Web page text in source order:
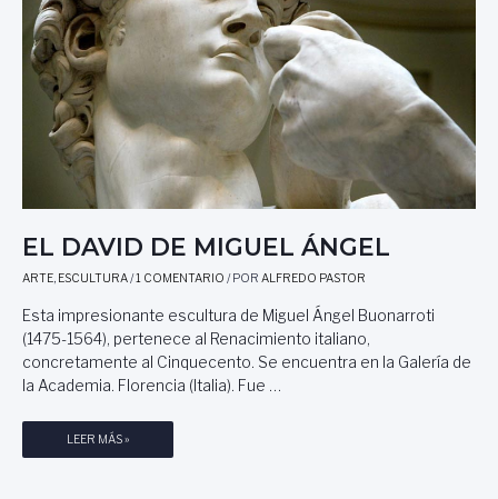
EL DAVID DE MIGUEL ÁNGEL
ARTE ESCULTURA/1 COMENTARIO / POR ALFREDO PASTOR
Esta impresionante escultura de Miguel Ángel Buonarroti
(1475-1564), pertenece al Renacimiento italiano,
concretamente al Cinquecento. Se encuentra en la Galería de
la Academia. Florencia (Italia). Fue …
E
L
LEER MÁS »